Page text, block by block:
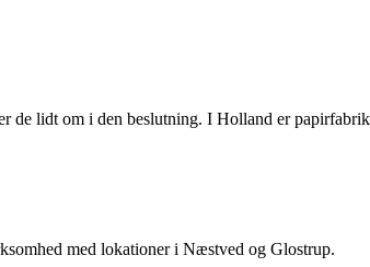
de lidt om i den beslutning. I Holland er
med lokationer i Næstved og Glostrup.